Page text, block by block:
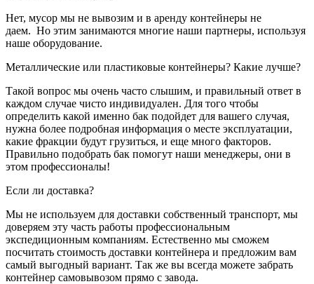
Нет, мусор мы не вывозим и в аренду контейнеры не
даем. Но этим занимаются многие наши партнеры, используя
наше оборудование.
Металлические или пластиковые контейнеры? Какие лучше?
Такой вопрос мы очень часто слышим, и правильный ответ в
каждом случае чисто индивидуален. Для того чтобы
определить какой именно бак подойдет для вашего случая,
нужна более подробная информация о месте эксплуатации,
какие фракции будут грузиться, и еще много факторов.
Правильно подобрать бак помогут наши менеджеры, они в
этом профессионалы!
Если ли доставка?
Мы не используем для доставки собственный транспорт, мы
доверяем эту часть работы профессиональным
экспедиционным компаниям. Естественно мы сможем
посчитать стоимость доставки контейнера и предложим вам
самый выгодный вариант. Так же вы всегда можете забрать
контейнер самовывозом прямо с завода.